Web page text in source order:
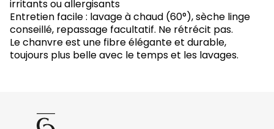
irritants ou allergisants
Entretien facile : lavage à chaud (60°), sèche linge
conseillé, repassage facultatif. Ne rétrécit pas.
Le chanvre est une fibre élégante et durable,
toujours plus belle avec le temps et les lavages.